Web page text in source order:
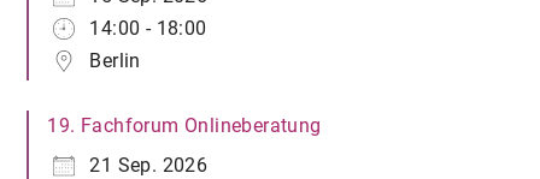
14:00 - 18:00
Berlin
19. Fachforum Onlineberatung
21 Sep. 2026